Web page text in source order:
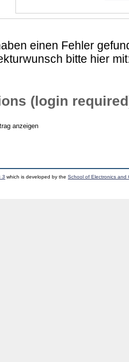
einen Fehler
bitte hier
(login
anzeigen
3 which is developed by theSchool of Electronics and